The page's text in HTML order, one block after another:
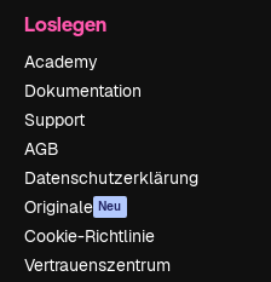
Loslegen
Academy
Dokumentation
Support
AGB
Datenschutzerklärung
Originale Neu
Cookie-Richtlinie
Vertrauenszentrum